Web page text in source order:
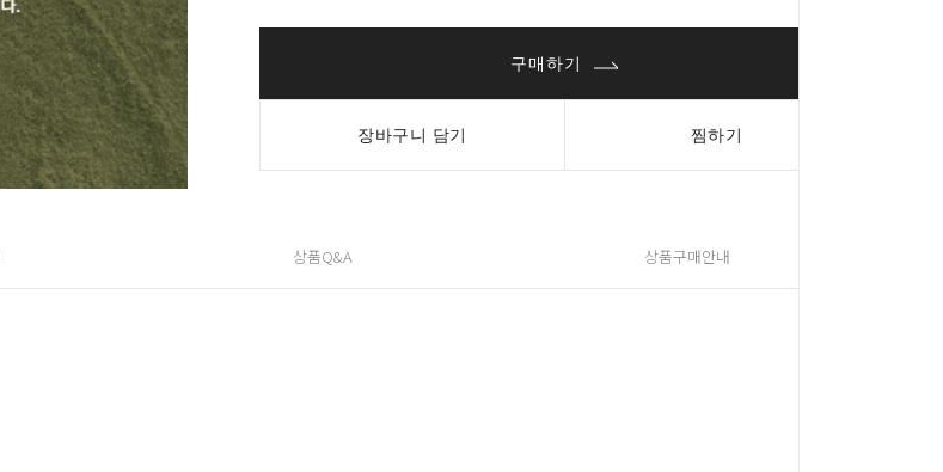
구매하기
장바구니 담기 찜하기
상품Q&A 상품구매안내